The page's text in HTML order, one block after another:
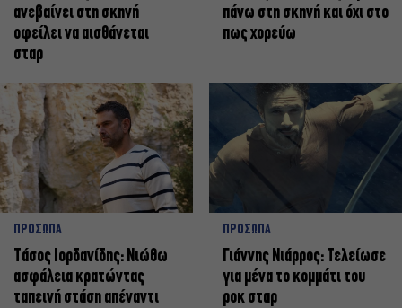
ανεβαίνει στη σκηνή
οφείλει να αισθάνεται
σταρ
πάνω στη σκηνή και όχι στο
πως χορεύω
ΠΡΟΣΩΠΑ
Tάσος Ιορδανίδης: Νιώθω
ασφάλεια κρατώντας
ταπεινή στάση απέναντι
ΠΡΟΣΩΠΑ
Γιάννης Νιάρρος: Τελείωσε
για μένα το κομμάτι του
ροκ σταρ